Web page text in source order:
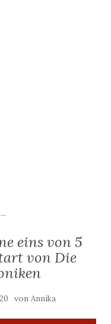
...
eins von 5
von Die
von Annika